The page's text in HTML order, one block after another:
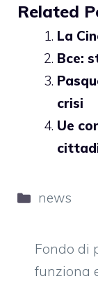
Related
La
Bce:
crisi
Ue
Categorie
news
Fondo di
funziona